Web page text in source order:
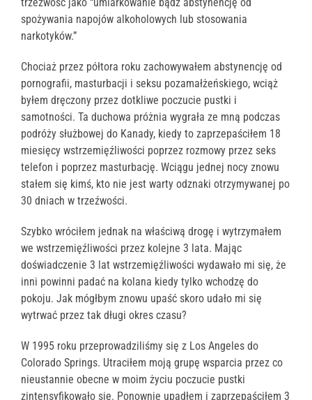
spożywania napojów alkoholowych lub stosowania
narkotyków.”
Chociaż przez półtora roku zachowywałem abstynencję od
pornografii, masturbacji i seksu pozamałżeńskiego, wciąż
byłem dręczony przez dotkliwe poczucie pustki i
samotności. Ta duchowa próżnia wygrała ze mną podczas
podróży służbowej do Kanady, kiedy to zaprzepaściłem 18
miesięcy wstrzemięźliwości poprzez rozmowy przez seks
telefon i poprzez masturbację. Wciągu jednej nocy znowu
stałem się kimś, kto nie jest warty odznaki otrzymywanej po
30 dniach w trzeźwości.
Szybko wróciłem jednak na właściwą drogę i wytrzymałem
we wstrzemięźliwości przez kolejne 3 lata. Mając
doświadczenie 3 lat wstrzemięźliwości wydawało mi się, że
inni powinni padać na kolana kiedy tylko wchodzę do
pokoju. Jak mógłbym znowu upaść skoro udało mi się
wytrwać przez tak długi okres czasu?
W 1995 roku przeprowadziliśmy się z Los Angeles do
Colorado Springs. Utraciłem moją grupę wsparcia przez co
nieustannie obecne w moim życiu poczucie pustki
zintensyfikowało się. Ponownie upadłem i zaprzepaściłem 3